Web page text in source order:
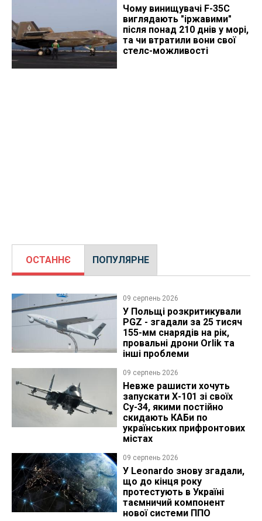
Чому винищувачі F-35C
виглядають "іржавими"
після понад 210 днів у морі,
та чи втратили вони свої
стелс-можливості
ОСТАННЄ ПОПУЛЯРНЕ
09 серпень 2026
У Польщі розкритикували
PGZ - згадали за 25 тисяч
155-мм снарядів на рік,
провальні дрони Orlik та
інші проблеми
09 серпень 2026
Невже рашисти хочуть
запускати Х-101 зі своїх
Су-34, якими постійно
скидають КАБи по
українських прифронтових
містах
09 серпень 2026
У Leonardo знову згадали,
що до кінця року
протестують в Україні
таємничий компонент
нової системи ППО